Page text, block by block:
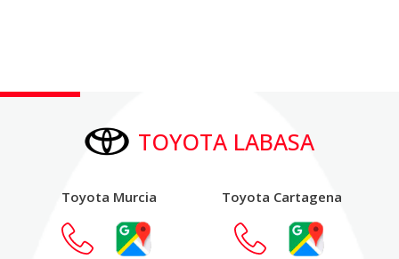
TOYOTA LABASA
Toyota Murcia Toyota Cartagena